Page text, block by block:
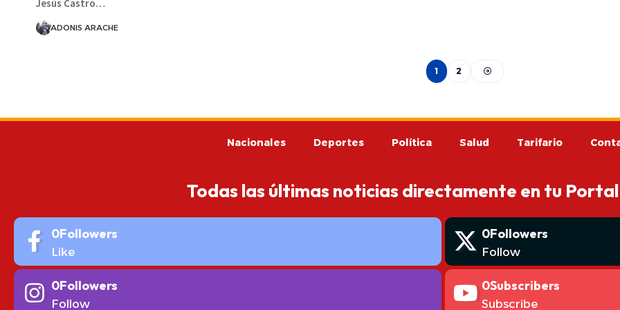
Jesús Castro…
ADONIS ARACHE
1 2
Nacionales Deportes Política Salud Tarifario
Todas las últimas noticias directamente en tu
0Followers
Like
0Followers
Follow
0Followers
Follow
0Subscribers
Subscribe